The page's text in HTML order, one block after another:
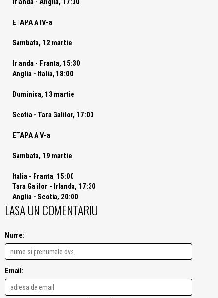
Irlanda - Anglia, 17:00
ETAPA A IV-a
Sambata, 12 martie
Irlanda - Franta, 15:30
Anglia - Italia, 18:00
Duminica, 13 martie
Scotia - Tara Galilor, 17:00
ETAPA A V-a
Sambata, 19 martie
Italia - Franta, 15:00
Tara Galilor - Irlanda, 17:30
Anglia - Scotia, 20:00
LASA UN COMENTARIU
Nume:
Email: